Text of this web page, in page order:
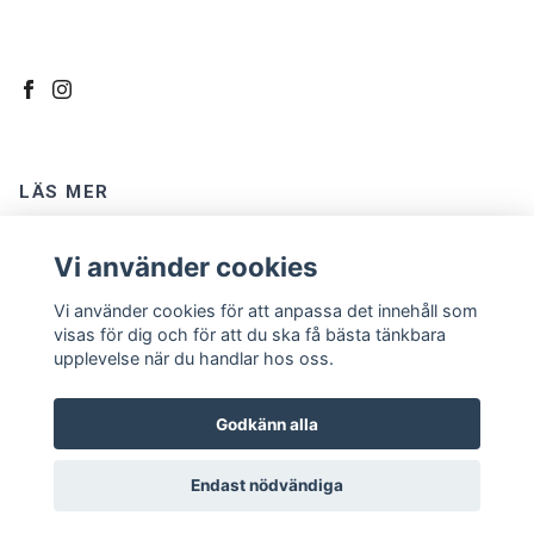
LÄS MER
Om oss
Köpvillkor
© 2026 TextilGrottan
Vi använder cookies
Vi använder cookies för att anpassa det innehåll som
visas för dig och för att du ska få bästa tänkbara
upplevelse när du handlar hos oss.
Godkänn alla
Endast nödvändiga